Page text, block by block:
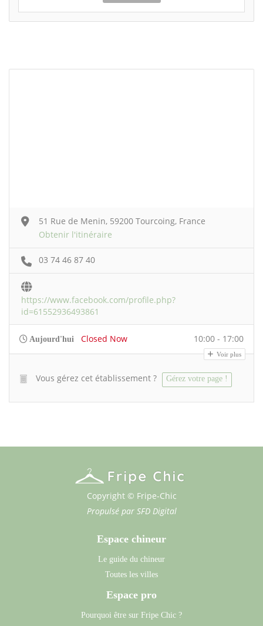
51 Rue de Menin, 59200 Tourcoing, France
Obtenir l'itinéraire
03 74 46 87 40
https://www.facebook.com/profile.php?
id=61552936493861
Aujourd'hui Closed Now 10:00 - 17:00
Voir plus
Vous gérez cet établissement ? Gérez votre page !
Copyright © Fripe-Chic
Propulsé par SFD Digital
Espace chineur
Le guide du chineur
Toutes les villes
Espace pro
Pourquoi être sur Fripe Chic ?